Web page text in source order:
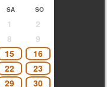
SA SO
1
2
8
9
15
16
22
23
29
30